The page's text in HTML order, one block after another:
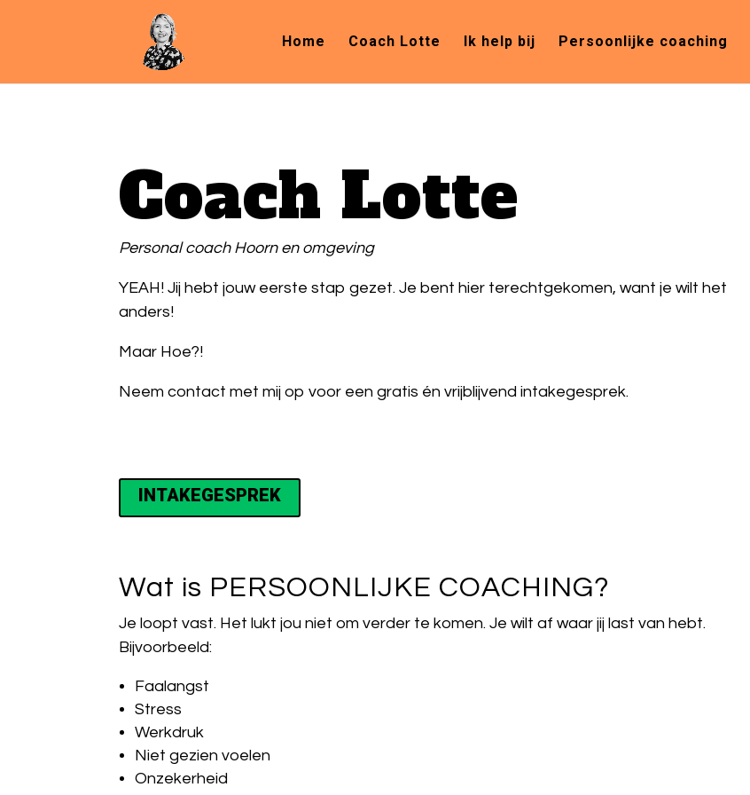
Home Coach Lotte Ik help bij Persoonlijke coaching
Coach Lotte
Personal coach Hoorn en omgeving
YEAH! Jij hebt jouw eerste stap gezet. Je bent hier terechtgekomen, want je wilt het
anders!
Maar Hoe?!
Neem contact met mij op voor een gratis én vrijblijvend intakegesprek.
INTAKEGESPREK
Wat is PERSOONLIJKE COACHING?
Je loopt vast. Het lukt jou niet om verder te komen. Je wilt af waar jij last van hebt.
Bijvoorbeeld:
Faalangst
Stress
Werkdruk
Niet gezien voelen
Onzekerheid